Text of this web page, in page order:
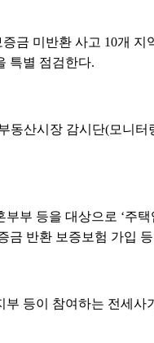
금 미반환 사고 10개
특별 점검한다.
동산시장 감시단(모니
부 등을 대상으로 ‘주
금 반환 보증보험 가입
등이 참여하는 전세